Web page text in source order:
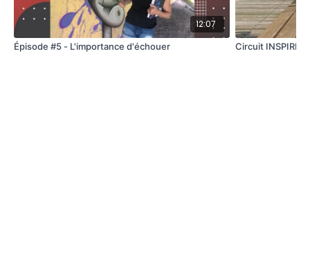
12:07
Épisode #5 - L'importance d'échouer Circuit INSPIRE